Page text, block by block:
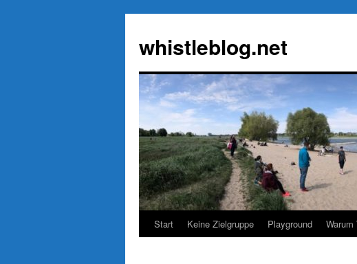
springen
whistleblog.net
Start Keine Zielgruppe Playground